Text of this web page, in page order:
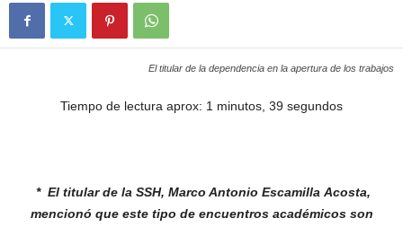
El titular de la dependencia en la apertura de los trabajos
Tiempo de lectura aprox: 1 minutos, 39 segundos
* El titular de la SSH, Marco Antonio Escamilla Acosta,
mencionó que este tipo de encuentros académicos son